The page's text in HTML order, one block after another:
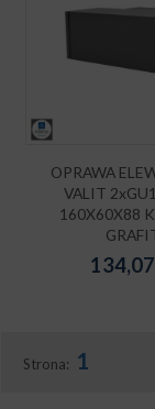
OPRAWA
VALIT
160X60X88
134,07
Strona: 1